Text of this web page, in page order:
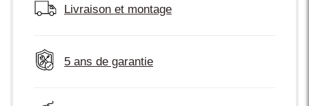
Livraison et montage
5 ans de garantie